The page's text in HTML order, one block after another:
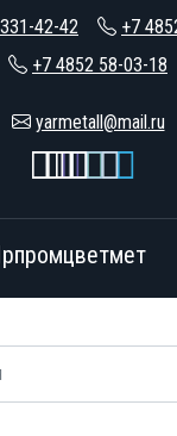
42-42
+7
+7 4852 58-03-18
yarmetall@mail.ru